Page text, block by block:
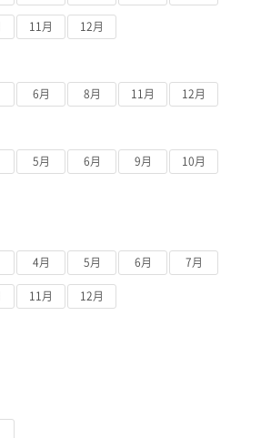
11月 12月
6月 8月 11月 12月
5月 6月 9月 10月
4月 5月 6月 7月
11月 12月